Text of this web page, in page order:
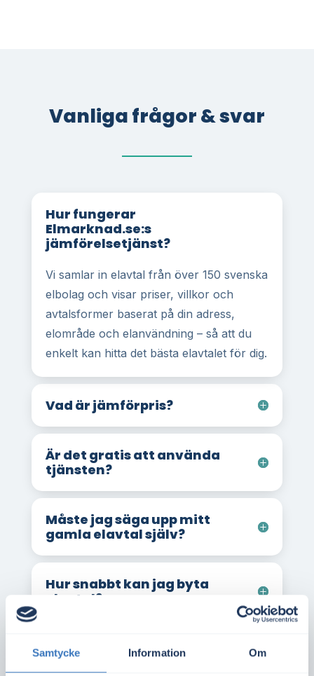
Samtycke Information Om
Vanliga frågor & svar
Hur fungerar
Elmarknad.se:s
jämförelsetjänst?
Vi samlar in elavtal från över 150 svenska
elbolag och visar priser, villkor och
avtalsformer baserat på din adress,
elområde och elanvändning – så att du
enkelt kan hitta det bästa elavtalet för dig.
Vad är jämförpris?
Är det gratis att använda
tjänsten?
Måste jag säga upp mitt
gamla elavtal själv?
Hur snabbt kan jag byta
elavtal?
Hur snabbt kan jag teckna
elavtal vid inflytt?